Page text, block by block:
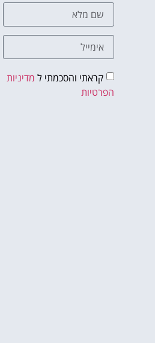
קראתי והסכמתי ל מדיניות
הפרטיות